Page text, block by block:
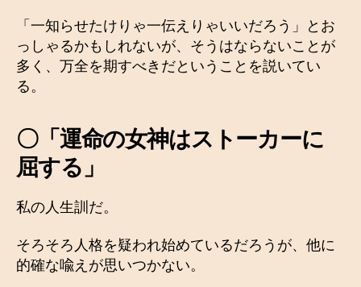
「一知らせたけりゃ一伝えりゃいいだろう」とお
っしゃるかもしれないが、そうはならないことが
多く、万全を期すべきだということを説いてい
る。
〇「運命の女神はストーカーに
屈する」
私の人生訓だ。
そろそろ人格を疑われ始めているだろうが、他に
的確な喩えが思いつかない。